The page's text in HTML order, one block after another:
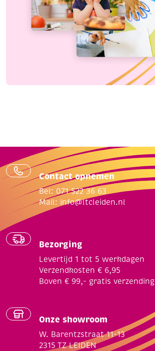
Contact opnemen
Bel: 071 522 36 63
Mail: info@ltcleiden.nl
Bezorging
Levertijd 1 tot 5 werkdagen
Verzendkosten € 6,95
Boven € 99,- gratis verzending
Onze showroom
W. Barentzstraat 11-13
2315 TZ LEIDEN